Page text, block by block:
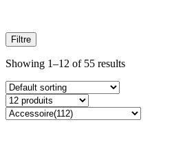
Price
On sale(4)
Text search
Categories
Filtre
Showing 1–12 of 55 results